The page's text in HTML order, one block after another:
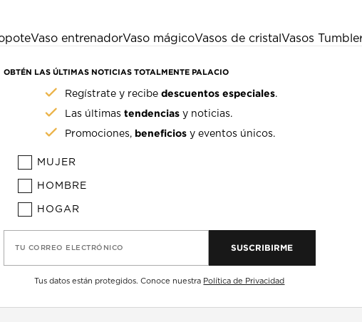
Vaso entrenadorVaso mágicoVasos de cristal Vasos
OBTÉN LAS ÚLTIMAS NOTICIAS TOTALMENTE PALACIO
Regístrate y recibedescuentos especiales.
Las últimastendencias y noticias.
Promociones, beneficios y eventos únicos.
MUJER
HOMBRE
HOGAR
TU CORREO ELECTRÓNICO SUSCRIBIRME
Tus datos están protegidos. Conoce nuestra Política de Privacidad